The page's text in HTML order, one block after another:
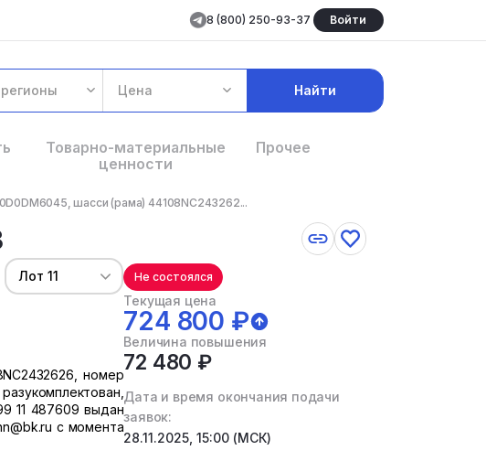
8 (800) 250-93-37 Войти
Цена Найти
Товарно-материальные
ценности
Прочее
шасси (рама) 44108NC243262...
Лот 11
номер
11 487609 выдан
с момента
Не состоялся
Текущая цена
724 800 ₽
Величина повышения
72 480 ₽
Дата и время окончания подачи
заявок:
28.11.2025, 15:00 (МСК)